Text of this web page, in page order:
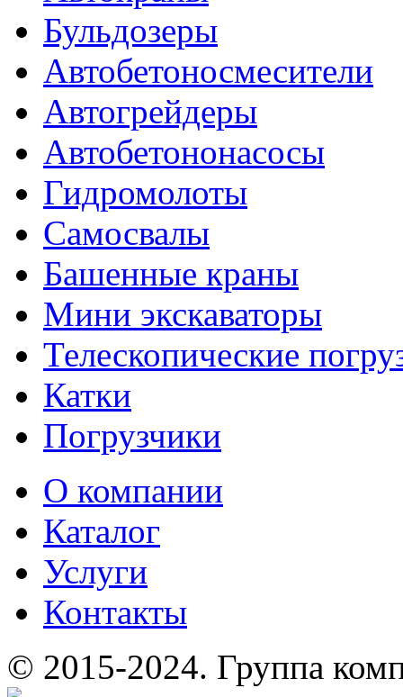
Бульдозеры
Автобетоносмесители
Автогрейдеры
Автобетононасосы
Гидромолоты
Самосвалы
Башенные краны
Мини экскаваторы
Телескопические
Катки
Погрузчики
О компании
Каталог
Услуги
Контакты
© 2015-2024. Группа